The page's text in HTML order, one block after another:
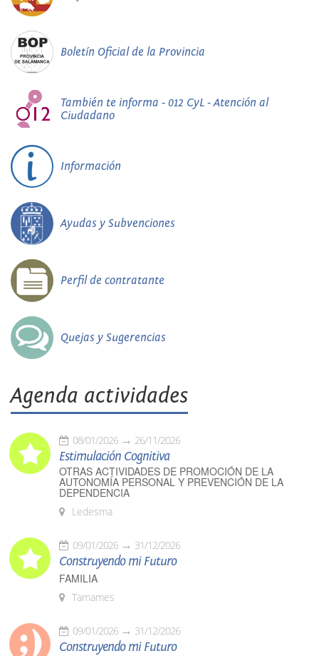
Boletín Oficial de la Provincia
También te informa - 012 CyL - Atención al
Ciudadano
Información
Ayudas y Subvenciones
Perfil de contratante
Quejas y Sugerencias
Agenda actividades
08/01/2026 26/11/2026
Estimulación Cognitiva
OTRAS ACTIVIDADES DE PROMOCIÓN DE LA
AUTONOMÍA PERSONAL Y PREVENCIÓN DE LA
DEPENDENCIA
Ledesma
09/01/2026 31/12/2026
Construyendo mi Futuro
FAMILIA
Tamames
09/01/2026 31/12/2026
Construyendo mi Futuro